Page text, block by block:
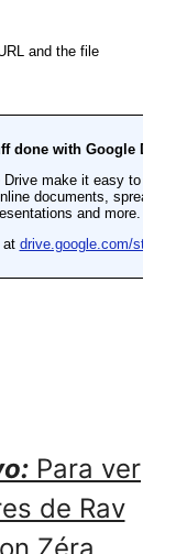
Para ver
de Rav